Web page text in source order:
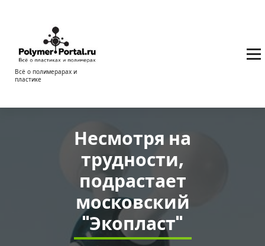
содержимому
Всё о полимерарах и
пластике
Несмотря на
трудности,
подрастает
московский
"Экопласт"